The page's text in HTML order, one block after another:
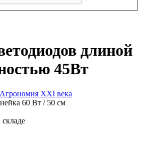
длиной
45Вт
Агрономия XXI века
60 Вт / 50 см